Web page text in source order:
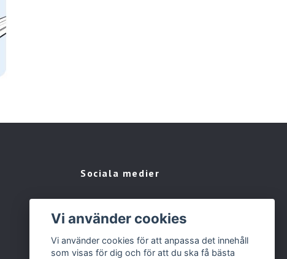
Sociala medier
Vi använder cookies
Vi använder cookies för att anpassa det innehåll
som visas för dig och för att du ska få bästa